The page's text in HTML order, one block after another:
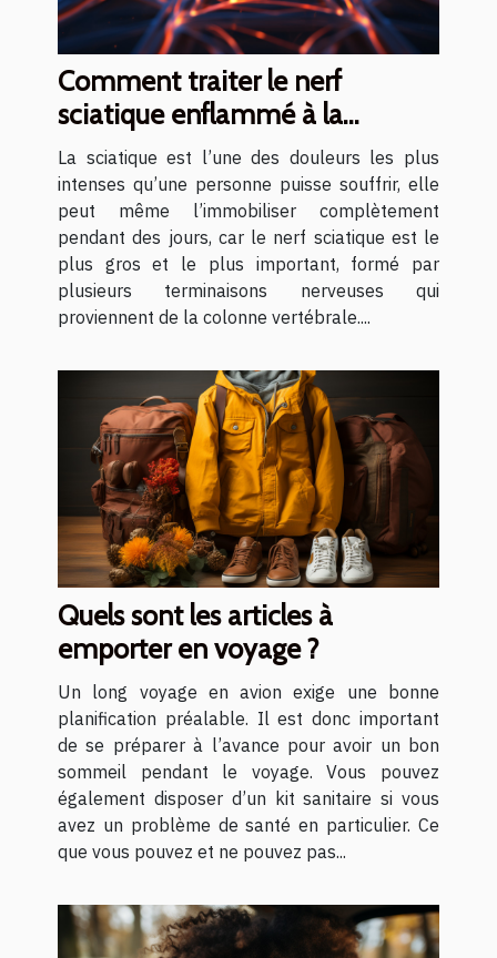
Comment traiter le nerf
sciatique enflammé à la
maison ?
La sciatique est l’une des douleurs les plus
intenses qu’une personne puisse souffrir, elle
peut même l’immobiliser complètement
pendant des jours, car le nerf sciatique est le
plus gros et le plus important, formé par
plusieurs terminaisons nerveuses qui
proviennent de la colonne vertébrale....
Quels sont les articles à
emporter en voyage ?
Un long voyage en avion exige une bonne
planification préalable. Il est donc important
de se préparer à l’avance pour avoir un bon
sommeil pendant le voyage. Vous pouvez
également disposer d’un kit sanitaire si vous
avez un problème de santé en particulier. Ce
que vous pouvez et ne pouvez pas...